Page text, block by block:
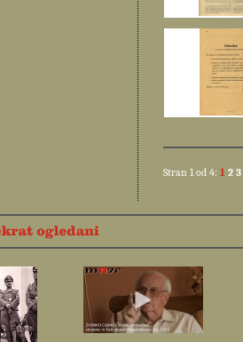
Stran 1 od 4: 1 2 3